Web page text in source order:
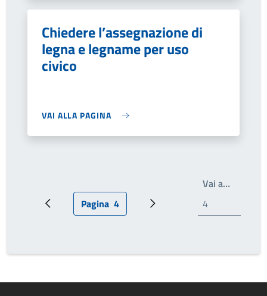
Chiedere l’assegnazione di
legna e legname per uso
civico
VAI ALLA PAGINA
Pagina precedentePagina attuale
Pagina 4 Prossima pagina
Vai a…